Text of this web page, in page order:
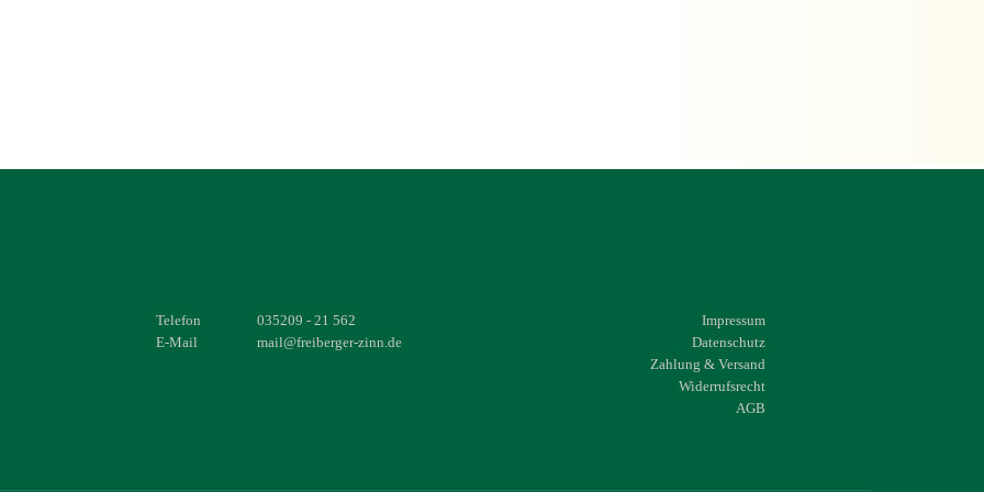
Telefon
035209 - 21 562
E-Mail
mail@freiberger-zinn.de
Impressum
Datenschutz
Zahlung & Versand
Widerrufsrecht
AGB